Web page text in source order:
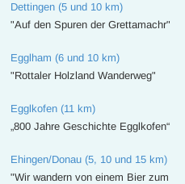
Dettingen (5 und 10 km)
"Auf den Spuren der Grettamachr"
Egglham (6 und 10 km)
"Rottaler Holzland Wanderweg"
Egglkofen (11 km)
„800 Jahre Geschichte Egglkofen“
Ehingen/Donau (5, 10 und 15 km)
"Wir wandern von einem Bier zum